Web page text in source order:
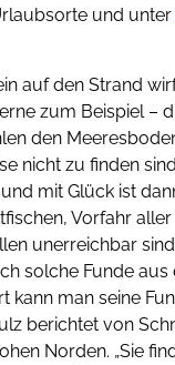
und unter
auf den Strand
zum Beispiel –
den
nicht zu finden
mit Glück ist
Vorfahr
unerreichbar
solche Funde
kann man seine
berichtet von
Norden. „Sie